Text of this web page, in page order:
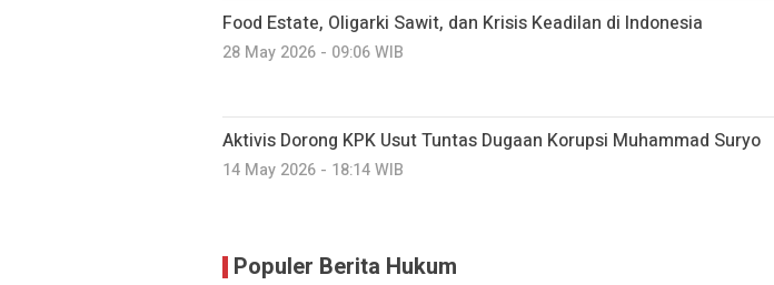
Food Estate, Oligarki Sawit, dan Krisis Keadilan di Indonesia
28 May 2026 - 09:06 WIB
Aktivis Dorong KPK Usut Tuntas Dugaan Korupsi Muhammad Suryo
14 May 2026 - 18:14 WIB
Populer Berita Hukum